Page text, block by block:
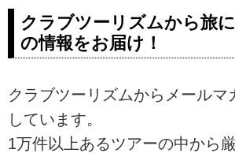
リズム。
クラブツーリズムから旅
の情報をお届け！
クラブツーリズムからメールマ
しています。
1万件以上あるツアーの中から